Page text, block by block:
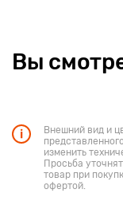
Вы
Внешний вид и
изменить
Просьба
товар при
офертой.